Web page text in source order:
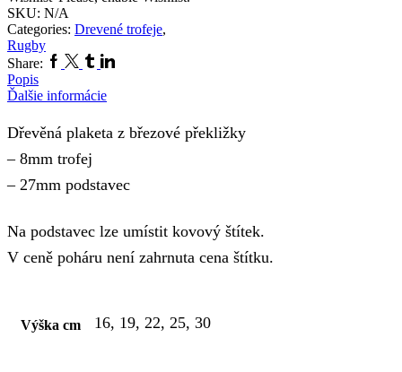
SKU: N/A
Categories: Drevené trofeje,
Rugby
Share: Facebook
Twitter
TumblrLinkedin
Popis
Ďalšie informácie
Dřevěná plaketa z březové překližky
– 8mm trofej
– 27mm podstavec
Na podstavec lze umístit kovový štítek.
V ceně poháru není zahrnuta cena štítku.
Výška cm 16, 19, 22, 25, 30